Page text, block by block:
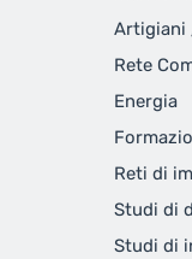
Artigiani
Rete
Energia
Reti di
Studi di
Studi di